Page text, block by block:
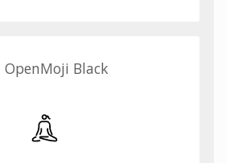
OpenMoji Black